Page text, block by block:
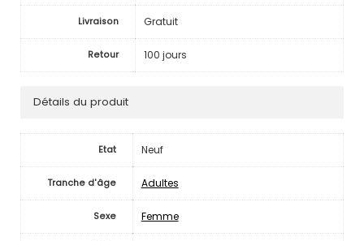
Livraison Gratuit
Retour 100 jours
Détails du produit
Etat Neuf
Tranche d'âge Adultes
Sexe Femme